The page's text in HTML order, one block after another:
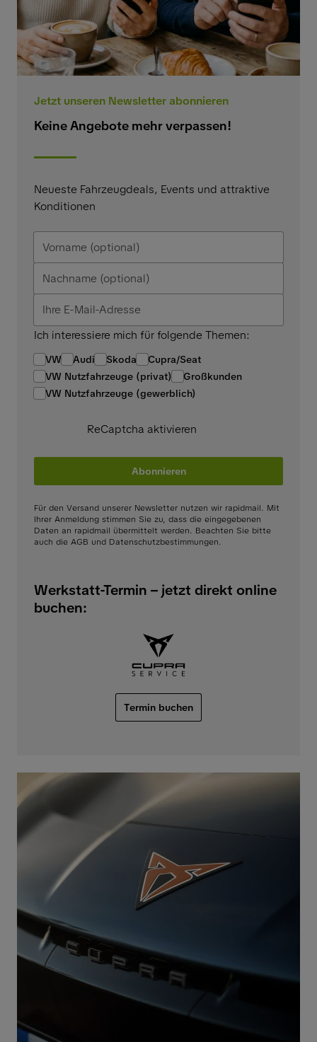
Jetzt unseren Newsletter abonnieren
Keine Angebote mehr verpassen!
Neueste Fahrzeugdeals, Events und attraktive
Konditionen
Ich interessiere mich für folgende Themen:
VW Audi Skoda
Cupra/Seat
VW Nutzfahrzeuge (privat)
Großkunden
VW Nutzfahrzeuge (gewerblich)
ReCaptcha aktivieren
Abonnieren
Für den Versand unserer Newsletter nutzen wir rapidmail. Mit
Ihrer Anmeldung stimmen Sie zu, dass die eingegebenen
Daten an rapidmail übermittelt werden. Beachten Sie bitte
auch die AGB und Datenschutzbestimmungen.
Werkstatt-Termin – jetzt direkt online
buchen:
Termin buchen